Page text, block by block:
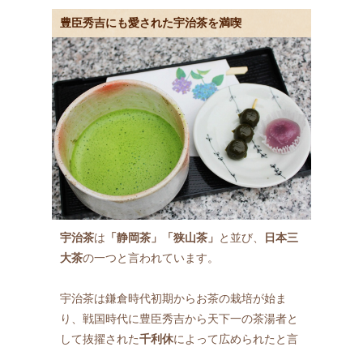
豊臣秀吉にも愛された宇治茶を満喫
宇治茶は 「静岡茶」「狭山茶」 と並び、
日本三
大茶の一つと言われています。
宇治茶は鎌倉時代初期からお茶の栽培が始ま
り、戦国時代に豊臣秀吉から天下一の茶湯者と
して抜擢された千利休によって広められたと言